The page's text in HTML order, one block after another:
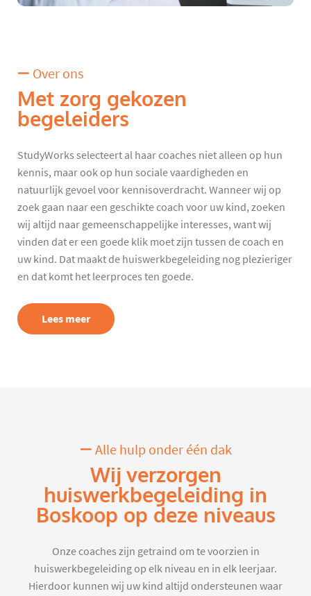
Over ons
Met zorg gekozen
begeleiders
StudyWorks selecteert al haar coaches niet alleen op hun
kennis, maar ook op hun sociale vaardigheden en
natuurlijk gevoel voor kennisoverdracht. Wanneer wij op
zoek gaan naar een geschikte coach voor uw kind, zoeken
wij altijd naar gemeenschappelijke interesses, want wij
vinden dat er een goede klik moet zijn tussen de coach en
uw kind. Dat maakt de huiswerkbegeleiding nog plezieriger
en dat komt het leerproces ten goede.
Lees meer
Alle hulp onder één dak
Wij verzorgen
huiswerkbegeleiding in
Boskoop op deze niveaus
Onze coaches zijn getraind om te voorzien in
huiswerkbegeleiding op elk niveau en in elk leerjaar.
Hierdoor kunnen wij uw kind altijd ondersteunen waar